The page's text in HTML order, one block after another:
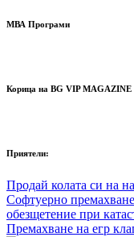
МВА Програми
Корица на BG VIP MAGAZINE
Приятели:
Продай колата си на
Софтуерно
обезщетение при
Премахване на егр